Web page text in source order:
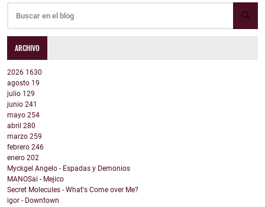
ARCHIVO
2026 1630
agosto 19
julio 129
junio 241
mayo 254
abril 280
marzo 259
febrero 246
enero 202
Myckgel Angelo - Espadas y Demonios
MANOSai - Mejico
Secret Molecules - What's Come over Me?
igor - Downtown